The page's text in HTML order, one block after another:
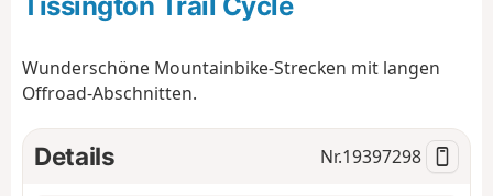
o
i
o
Wunderschöne Mountainbike-Strecken mit langen
Offroad-Abschnitten.
Details Nr.19397298